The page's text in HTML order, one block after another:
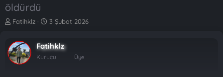
öldürdü
K
b
u
y
Fatihklz
B
l
a
3 Şubat 2026
Fatihklz
Kurucu Üye